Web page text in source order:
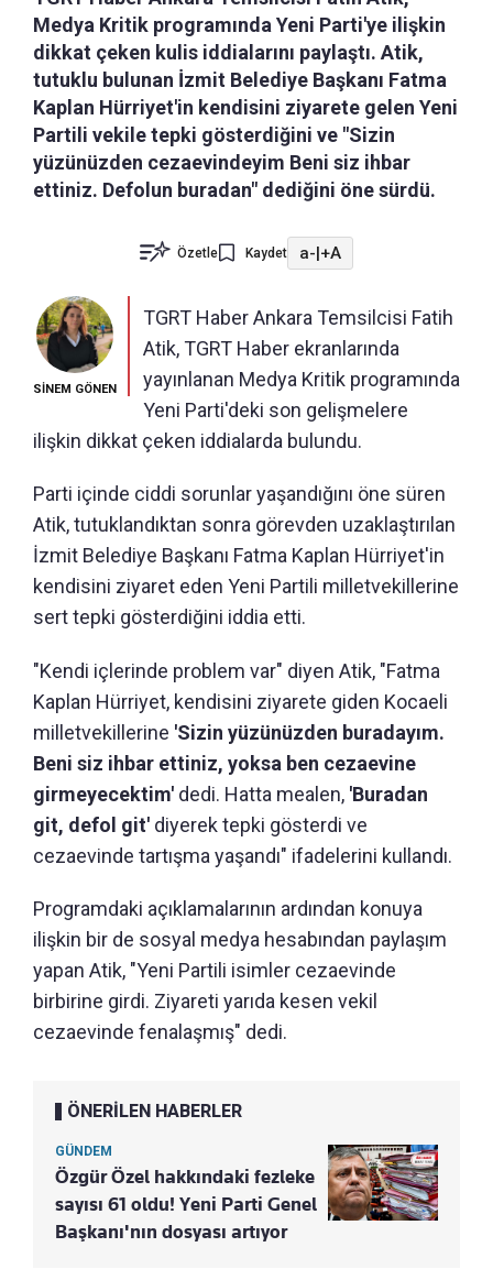
Medya Kritik programında Yeni Parti'ye ilişkin
dikkat çeken kulis iddialarını paylaştı. Atik,
tutuklu bulunan İzmit Belediye Başkanı Fatma
Kaplan Hürriyet'in kendisini ziyarete gelen Yeni
Partili vekile tepki gösterdiğini ve "Sizin
yüzünüzden cezaevindeyim Beni siz ihbar
ettiniz. Defolun buradan" dediğini öne sürdü.
Özetle Kaydet a-|+A
SİNEM GÖNEN
TGRT Haber Ankara Temsilcisi Fatih
Atik, TGRT Haber ekranlarında
yayınlanan Medya Kritik programında
Yeni Parti'deki son gelişmelere
ilişkin dikkat çeken iddialarda bulundu.
Parti içinde ciddi sorunlar yaşandığını öne süren
Atik, tutuklandıktan sonra görevden uzaklaştırılan
İzmit Belediye Başkanı Fatma Kaplan Hürriyet'in
kendisini ziyaret eden Yeni Partili milletvekillerine
sert tepki gösterdiğini iddia etti.
"Kendi içlerinde problem var" diyen Atik, "Fatma
Kaplan Hürriyet, kendisini ziyarete giden Kocaeli
milletvekillerine 'Sizin yüzünüzden buradayım.
Beni siz ihbar ettiniz, yoksa ben cezaevine
girmeyecektim' dedi. Hatta mealen, 'Buradan
git, defol git' diyerek tepki gösterdi ve
cezaevinde tartışma yaşandı" ifadelerini kullandı.
Programdaki açıklamalarının ardından konuya
ilişkin bir de sosyal medya hesabından paylaşım
yapan Atik, "Yeni Partili isimler cezaevinde
birbirine girdi. Ziyareti yarıda kesen vekil
cezaevinde fenalaşmış" dedi.
ÖNERİLEN HABERLER
GÜNDEM
Özgür Özel hakkındaki fezleke
sayısı 61 oldu! Yeni Parti Genel
Başkanı'nın dosyası artıyor